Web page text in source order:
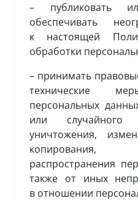
– публиковать
обеспечивать
к настоящей
обработки
– принимать
технические
персональных
или
уничтожения,
копирования,
распространения
также от иных
в отношении